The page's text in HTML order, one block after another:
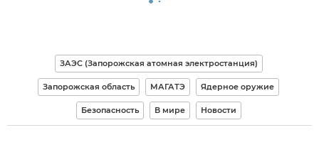
ЗАЭС (Запорожская атомная электростанция)
Запорожская область МАГАТЭ Ядерное оружие
Безопасность В мире Новости